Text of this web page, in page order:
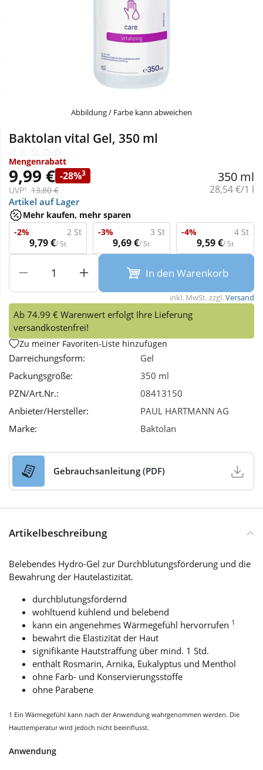
Täglich gut versorgt
Nahrungsergänzung
Natur & Homöopathie
Sanitätshaus
Sport & Fitness
Tierbedarf
Wellness
Abbildung / Farbe kann abweichen
Baktolan vital Gel, 350 ml
Mengenrabatt
9,99 € -28%3
UVP¹ 13,80 €
350 ml
Grundpreis:
28,54 €/1 l
Artikel auf Lager
Mehr kaufen, mehr sparen
-2%
2 St
9,79 €/ St
-3% 3 St
9,69 €/ St
-4% 4 St
9,59 €/ St
In den Warenkorb
inkl. MwSt. zzgl.Versand
Ab 74.99 € Warenwert erfolgt Ihre Lieferung
versandkostenfrei!
Zu meiner Favoriten-Liste hinzufügen
Darreichungsform:
Gel
Packungsgröße:
350 ml
PZN/Art.Nr.:
08413150
Anbieter/Hersteller:
PAUL HARTMANN AG
Marke:
Baktolan
Gebrauchsanleitung (PDF)
Artikelbeschreibung
Belebendes Hydro-Gel zur Durchblutungsförderung und die
Bewahrung der Hautelastizität.
durchblutungsfördernd
wohltuend kühlend und belebend
kann ein angenehmes Wärmegefühl hervorrufen 1
bewahrt die Elastizität der Haut
signifikante Hautstraffung über mind. 1 Std.
enthält Rosmarin, Arnika, Eukalyptus und Menthol
ohne Farb- und Konservierungsstoffe
ohne Parabene
1 Ein Wärmegefühl kann nach der Anwendung wahrgenommen werden. Die
Hauttemperatur wird jedoch nicht beeinflusst.
Anwendung